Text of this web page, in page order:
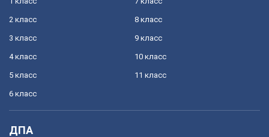
2 класс
3 класс
4 класс
5 класс
6 класс
8 класс
9 класс
10 класс
11 класс
ДПА